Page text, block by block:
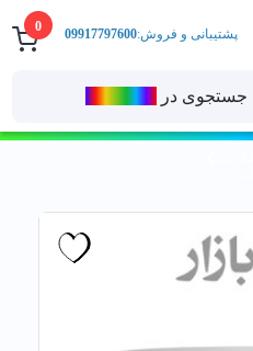
0
جستجوی در
پشتیبانی و فروش:09917797600